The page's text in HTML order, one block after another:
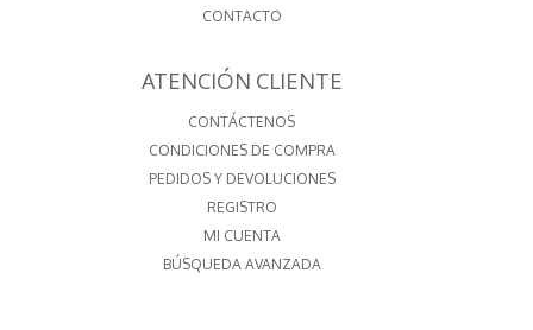
CONTACTO
ATENCIÓN CLIENTE
CONTÁCTENOS
CONDICIONES DE COMPRA
PEDIDOS Y DEVOLUCIONES
REGISTRO
MI CUENTA
BÚSQUEDA AVANZADA